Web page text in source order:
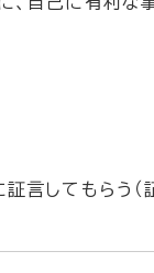
言してもらう（